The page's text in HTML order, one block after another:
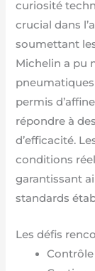
curiosité
crucial dans
soumettant
Michelin a pu
permis
répondre à
d’efficacité.
conditions
garantissant
standards
Les défis